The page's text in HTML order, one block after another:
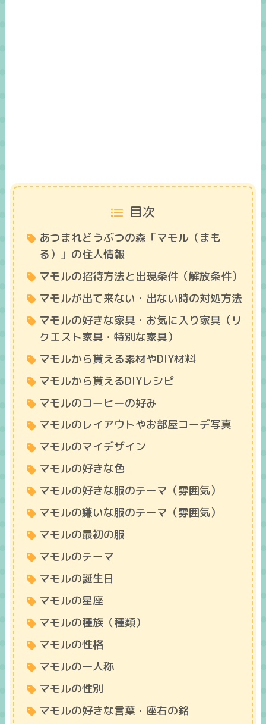
目次
あつまれどうぶつの森「マモル（まも
る）」の住人情報
マモルの招待方法と出現条件（解放条件）
マモルが出て来ない・出ない時の対処方法
マモルの好きな家具・お気に入り家具（リ
クエスト家具・特別な家具）
マモルから貰える素材やDIY材料
マモルから貰えるDIYレシピ
マモルのコーヒーの好み
マモルのレイアウトやお部屋コーデ写真
マモルのマイデザイン
マモルの好きな色
マモルの好きな服のテーマ（雰囲気）
マモルの嫌いな服のテーマ（雰囲気）
マモルの最初の服
マモルのテーマ
マモルの誕生日
マモルの星座
マモルの種族（種類）
マモルの性格
マモルの一人称
マモルの性別
マモルの好きな言葉・座右の銘